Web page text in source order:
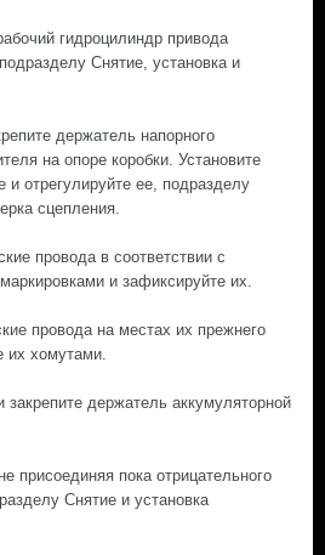
гидроцилиндр привода
Снятие, установка и
держатель напорного
на опоре коробки. Установите
и отрегулируйте ее, подразделу
сцепления.
провода в соответствии с
и зафиксируйте их.
провода на местах их прежнего
их хомутами.
закрепите держатель аккумуляторной
присоединяя пока отрицательного
Снятие и установка